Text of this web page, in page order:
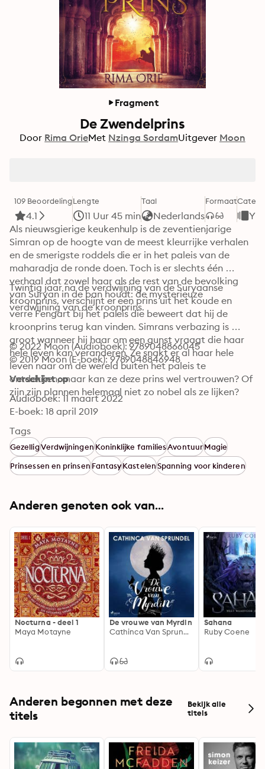
Fragment
De Zwendelprins
Door Rima OrieMet Nzinga SordamUitgever Moon
109 Beoordeling
4.1
Lengte
11 Uur 45 min
Taal
Nederlands
Formaat
Als nieuwsgierige keukenhulp is de zeventienjarige
Simran op de hoogte van de meest kleurrijke verhalen
en de smerigste roddels die er in het paleis van de
maharadja de ronde doen. Toch is er slechts één
verhaal dat zowel haar als de rest van de bevolking
van Suryan in de ban houdt: de mysterieuze
verdwijning van de kroonprins.
Twintig jaar na de verdwijning van de Suryaanse
kroonprins, verschijnt er een prins uit het koude en
verre Fengart bij het paleis die beweert dat hij de
kroonprins terug kan vinden. Simrans verbazing is
groot wanneer hij haar om een gunst vraagt die haar
hele leven kan veranderen. Ze snakt er al haar hele
leven naar om de wereld buiten het paleis te
ontdekken, maar kan ze deze prins wel vertrouwen? Of
zijn zijn plannen helemaal niet zo nobel als ze lijken?
© 2022 Moon (Audioboek): 9789048866045
© 2019 Moon (E-boek): 9789048846948
Verschijnt op
Audioboek: 11 maart 2022
E-boek: 18 april 2019
Tags
GezelligVerdwijningenKoninklijke familiesAvontuurMagie
Prinsessen en prinsenFantasyKastelenSpanning voor kinderen
Anderen genoten ook van...
Nocturna - deel 1
Maya Motayne
De vrouwe van Myrdin
Cathinca Van Sprundel
Sahana
Ruby Coene
Anderen begonnen met deze
titels
Bekijk alle
titels